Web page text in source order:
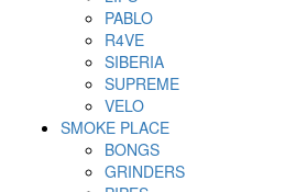
PABLO
R4VE
SIBERIA
SUPREME
VELO
SMOKE PLACE
BONGS
GRINDERS